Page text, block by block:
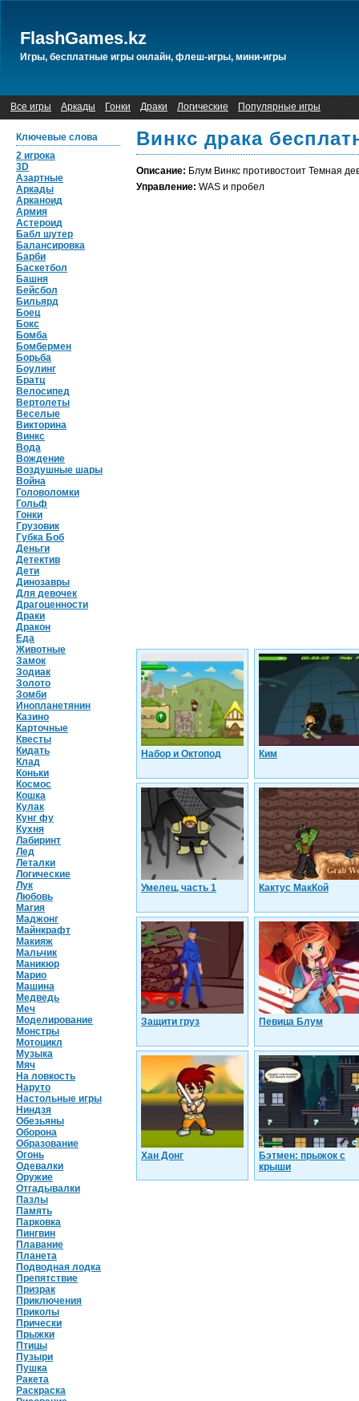
FlashGames.kz
Игры, бесплатные игры онлайн, флеш-игры, мини-игры
Все игры Аркады Гонки Драки Логические Популярные игры
Ключевые слова
2 игрока
3D
Азартные
Аркады
Арканоид
Армия
Астероид
Бабл шутер
Балансировка
Барби
Баскетбол
Башня
Бейсбол
Бильярд
Боец
Бокс
Бомба
Бомбермен
Борьба
Боулинг
Братц
Велосипед
Вертолеты
Веселые
Викторина
Винкс
Вода
Вождение
Воздушные шары
Война
Головоломки
Гольф
Гонки
Грузовик
Губка Боб
Деньги
Детектив
Дети
Динозавры
Для девочек
Драгоценности
Драки
Дракон
Еда
Животные
Замок
Зодиак
Золото
Зомби
Инопланетянин
Казино
Карточные
Квесты
Кидать
Клад
Коньки
Космос
Кошка
Кулак
Кунг фу
Кухня
Лабиринт
Лед
Леталки
Логические
Лук
Любовь
Магия
Маджонг
Майнкрафт
Макияж
Мальчик
Маникюр
Марио
Машина
Медведь
Меч
Моделирование
Монстры
Мотоцикл
Музыка
Мяч
На ловкость
Наруто
Настольные игры
Ниндзя
Обезьяны
Оборона
Образование
Огонь
Одевалки
Оружие
Отгадывалки
Пазлы
Память
Парковка
Пингвин
Плавание
Планета
Подводная лодка
Препятствие
Призрак
Приключения
Приколы
Прически
Прыжки
Птицы
Пузыри
Пушка
Ракета
Раскраска
Винкс драка
Описание: Блум Винкс противостоит Темная
Управление: WAS и пробел
Набор и Октопод Ким
Умелец, часть 1 Кактус МакКой
Защити груз Певица Блум
Хан Донг
Бэтмен: прыжок с
крыши